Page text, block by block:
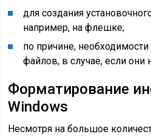
для создания
например, на флешке;
по причине, необходимости
файлов, в случае, если они
Форматирование
Windows
Несмотря на большое